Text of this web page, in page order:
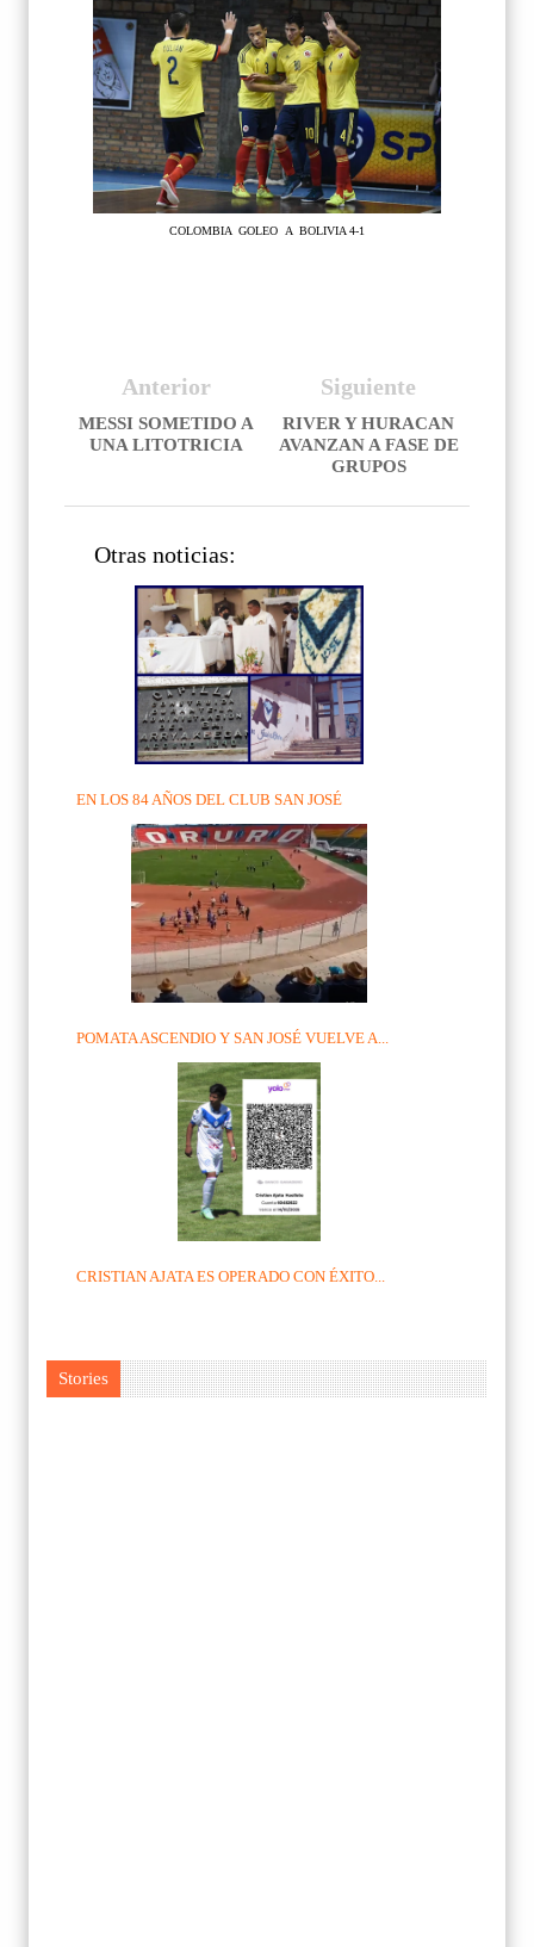
COLOMBIA GOLEO A BOLIVIA 4-1
Siguiente
RIVER Y HURACAN
AVANZAN A FASE DE
GRUPOS
Anterior
MESSI SOMETIDO A
UNA LITOTRICIA
Otras noticias:
EN LOS 84 AÑOS DEL CLUB SAN JOSÉ
POMATA ASCENDIO Y SAN JOSÉ VUELVE A...
CRISTIAN AJATA ES OPERADO CON ÉXITO...
Stories